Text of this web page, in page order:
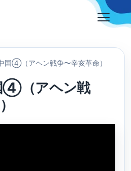
国④（アヘン戦争〜辛亥革命）
④（アヘン戦